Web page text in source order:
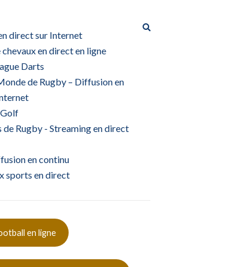
direct sur Internet
chevaux en direct en ligne
Darts
de Rugby – Diffusion en
de Rugby - Streaming en direct
en continu
sports en direct
en ligne